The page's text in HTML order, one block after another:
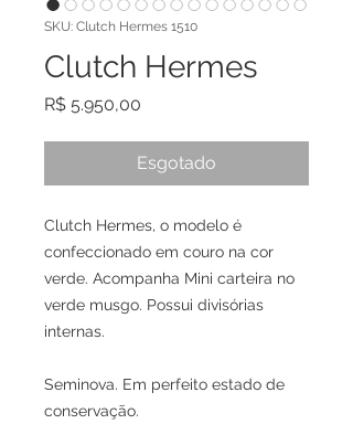
SKU: Clutch Hermes 1510
Clutch Hermes
R$ 5.950,00
Esgotado
Clutch Hermes, o modelo é
confeccionado em couro na cor
verde. Acompanha Mini carteira no
verde musgo. Possui divisórias
internas.
Seminova. Em perfeito estado de
conservação.